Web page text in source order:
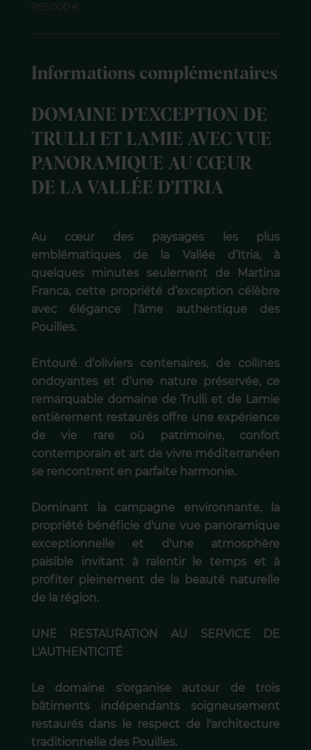
985 000 €
Informations complémentaires
DOMAINE D’EXCEPTION DE
TRULLI ET LAMIE AVEC VUE
PANORAMIQUE AU CŒUR
DE LA VALLÉE D’ITRIA
Au cœur des paysages les plus
emblématiques de la Vallée d’Itria, à
quelques minutes seulement de Martina
Franca, cette propriété d’exception célèbre
avec élégance l’âme authentique des
Pouilles.
Entouré d’oliviers centenaires, de collines
ondoyantes et d’une nature préservée, ce
remarquable domaine de Trulli et de Lamie
entièrement restaurés offre une expérience
de vie rare où patrimoine, confort
contemporain et art de vivre méditerranéen
se rencontrent en parfaite harmonie.
Dominant la campagne environnante, la
propriété bénéficie d'une vue panoramique
exceptionnelle et d'une atmosphère
paisible invitant à ralentir le temps et à
profiter pleinement de la beauté naturelle
de la région.
UNE RESTAURATION AU SERVICE DE
L'AUTHENTICITÉ
Le domaine s'organise autour de trois
bâtiments indépendants soigneusement
restaurés dans le respect de l'architecture
traditionnelle des Pouilles.